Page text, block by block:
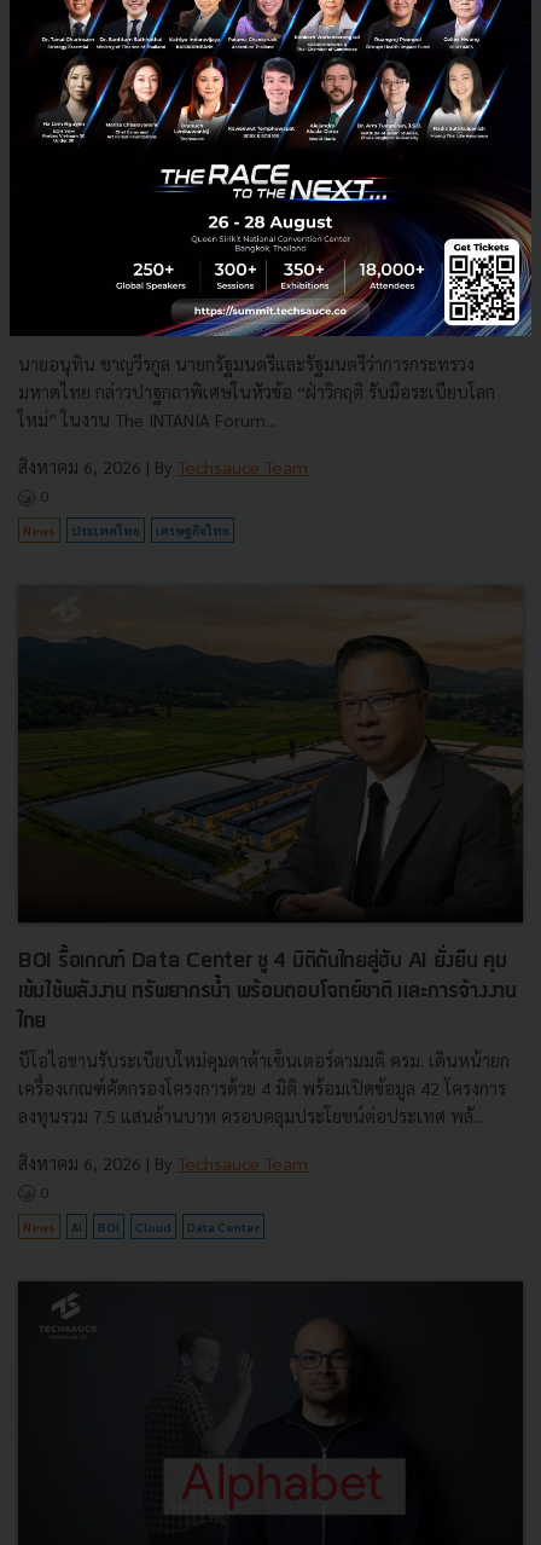
3 เรื่องที่ประเทศไทยต้อง Focus สร้างคน–นวัตกรรม–ปฏิรูป
ระบบราชการ เพื่อยกระดับขีดความสามารถประเทศ
นายอนุทิน ชาญวีรกูล นายกรัฐมนตรีและรัฐมนตรีว่าการกระทรวง
มหาดไทย กล่าวปาฐกถาพิเศษในหัวข้อ “ฝ่าวิกฤติ รับมือระเบียบโลก
ใหม่” ในงาน The INTANIA Forum...
สิงหาคม 6, 2026 | By Techsauce Team
0
News ประเทศไทย เศรษฐกิจไทย
BOI รื้อเกณฑ์ Data Center ชู 4 มิติดันไทยสู่ฮับ AI ยั่งยืน คุม
เข้มใช้พลังงาน ทรัพยากรน้ำ พร้อมตอบโจทย์ชาติ และการจ้างงาน
ไทย
บีโอไอขานรับระเบียบใหม่คุมดาต้าเซ็นเตอร์ตามมติ ครม. เดินหน้ายก
เครื่องเกณฑ์คัดกรองโครงการด้วย 4 มิติ พร้อมเปิดข้อมูล 42 โครงการ
ลงทุนรวม 7.5 แสนล้านบาท ครอบคลุมประโยชน์ต่อประเทศ พลั...
สิงหาคม 6, 2026 | By Techsauce Team
0
News AI BOI Cloud Data Center